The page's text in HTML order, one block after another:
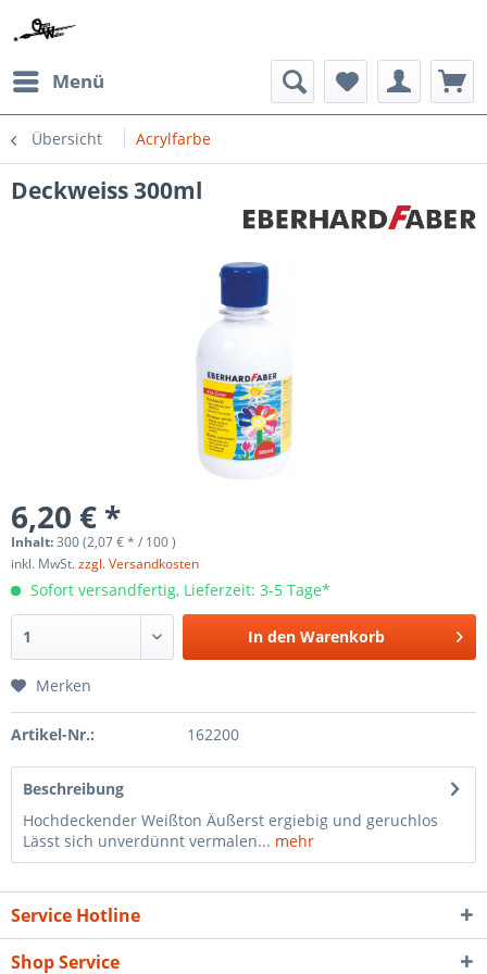
Menü
Übersicht Acrylfarbe
Deckweiss 300ml
6,20 € *
Inhalt:300 (2,07 € * / 100 )
inkl. MwSt.zzgl. Versandkosten
Sofort versandfertig, Lieferzeit: 3-5 Tage*
In den Warenkorb
Merken
Artikel-Nr.: 162200
Beschreibung
Hochdeckender Weißton Äußerst ergiebig und geruchlos
Lässt sich unverdünnt vermalen... mehr
Service Hotline
Shop Service